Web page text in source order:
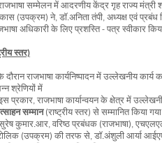
राजभाषा सम्मेलन में आदरणीय केंद्र गृह राज्य
(उपक्रम) ने, डॉ.अनिता तंपी, अध्यक्ष एवं
अधिकारी के लिए प्रशस्ति - पत्र स्वीकार
स्तर)
दौरान राजभाषा कार्यनिष्पादन में उल्लेखनीय
श्रेणियों में
प्रकार, राजभाषा कार्यान्वयन के क्षेत्र में
सम्मान (राष्ट्रीय स्तर) से सम्मानित किया
कुमार.आर, वरिष्ठ प्रबंधक (राजभाषा),
(उपक्रम) की तरफ से, डॉ.अंशुली आर्या